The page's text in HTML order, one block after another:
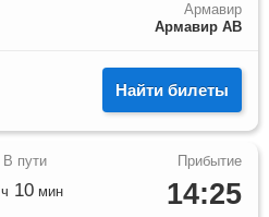
Армавир
Армавир АВ
Найти билеты
14:25
ч 10 мин